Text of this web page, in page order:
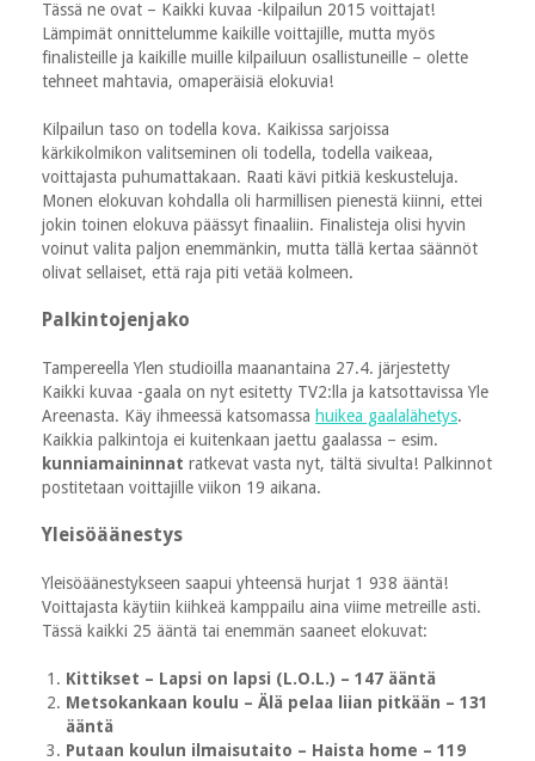
Tässä ne ovat – Kaikki kuvaa -kilpailun 2015 voittajat!
Lämpimät onnittelumme kaikille voittajille, mutta myös
finalisteille ja kaikille muille kilpailuun osallistuneille – olette
tehneet mahtavia, omaperäisiä elokuvia!
Kilpailun taso on todella kova. Kaikissa sarjoissa
kärkikolmikon valitseminen oli todella, todella vaikeaa,
voittajasta puhumattakaan. Raati kävi pitkiä keskusteluja.
Monen elokuvan kohdalla oli harmillisen pienestä kiinni, ettei
jokin toinen elokuva päässyt finaaliin. Finalisteja olisi hyvin
voinut valita paljon enemmänkin, mutta tällä kertaa säännöt
olivat sellaiset, että raja piti vetää kolmeen.
Palkintojenjako
Tampereella Ylen studioilla maanantaina 27.4. järjestetty
Kaikki kuvaa -gaala on nyt esitetty TV2:lla ja katsottavissa Yle
Areenasta. Käy ihmeessä katsomassa huikea gaalalähetys.
Kaikkia palkintoja ei kuitenkaan jaettu gaalassa – esim.
kunniamaininnat ratkevat vasta nyt, tältä sivulta! Palkinnot
postitetaan voittajille viikon 19 aikana.
Yleisöäänestys
Yleisöäänestykseen saapui yhteensä hurjat 1 938 ääntä!
Voittajasta käytiin kiihkeä kamppailu aina viime metreille asti.
Tässä kaikki 25 ääntä tai enemmän saaneet elokuvat:
Kittikset – Lapsi on lapsi (L.O.L.) – 147 ääntä
Metsokankaan koulu – Älä pelaa liian pitkään – 131
ääntä
Putaan koulun ilmaisutaito – Haista home – 119